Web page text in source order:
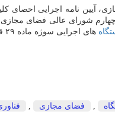
آیین نامه اجرایی احصای
۲۴ آذرماه امسال، الان ابلاغ گردیده است. این
فضای مجازی